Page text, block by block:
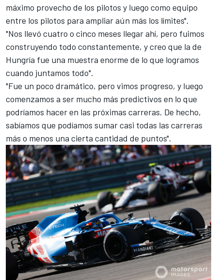
máximo provecho de los pilotos y luego como equipo
entre los pilotos para ampliar aún más los límites".
"Nos llevó cuatro o cinco meses llegar ahí, pero fuimos
construyendo todo constantemente, y creo que la de
Hungría fue una muestra enorme de lo que logramos
cuando juntamos todo".
"Fue un poco dramático, pero vimos progreso, y luego
comenzamos a ser mucho más predictivos en lo que
podríamos hacer en las próximas carreras. De hecho,
sabíamos que podíamos sumar casi todas las carreras
más o menos una cierta cantidad de puntos".